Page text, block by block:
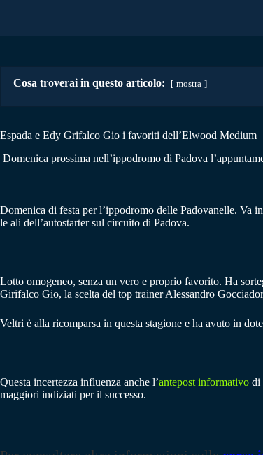
Cosa troverai in questo articolo: mostra
Espada e Edy Grifalco Gio i favoriti dell’Elwood Medium
Domenica prossima nell’ippodromo di Padova
Domenica di festa per l’ippodromo delle Padovanelle. Va
le ali dell’autostarter sul circuito di Padova.
Lotto omogeneo, senza un vero e proprio favorito. Ha
Girifalco Gio, la scelta del top trainer Alessandro
Veltri è alla ricomparsa in questa stagione e ha avuto in
Questa incertezza influenza anche l’antepost informativo di
maggiori indiziati per il successo.